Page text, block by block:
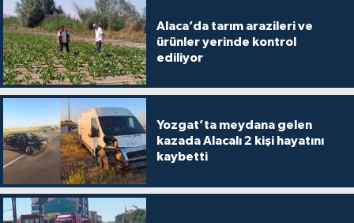
Alaca’da tarım arazileri ve
ürünler yerinde kontrol
ediliyor
Yozgat’ta meydana gelen
kazada Alacalı 2 kişi hayatını
kaybetti